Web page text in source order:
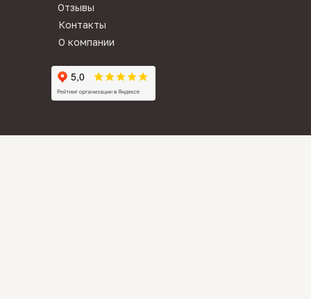
Отзывы
Контакты
О компании